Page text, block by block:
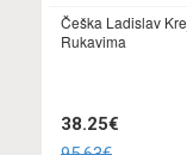
Češka Ladislav
Rukavima
38.25€